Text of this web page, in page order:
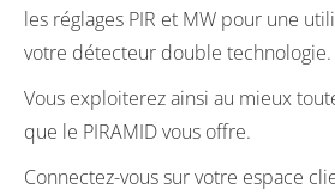
les réglages PIR et MW pour une
votre détecteur double technologie.
Vous exploiterez ainsi au mieux
que le PIRAMID vous offre.
Connectez-vous sur votre espace